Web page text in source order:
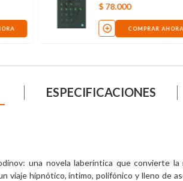
$ 78.000
COMPRAR AHORA
ESPECIFICACIONES
una novela laberíntica que convierte
viaje hipnótico, íntimo, polifónico y lleno de